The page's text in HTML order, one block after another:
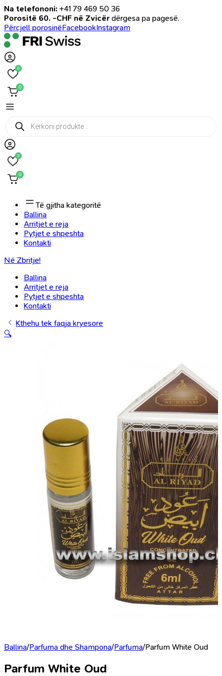
Na telefononi: +41 79 469 50 36
Porositë 60. -CHF në Zvicër dërgesa pa pagesë.
Përcjell porosinëFacebookInstagram
0
0
Products
search
0
0
Të gjitha kategoritë
Ballina
Arritjet e reja
Pytjet e shpeshta
Kontakti
Në Zbritje!
Ballina
Arritjet e reja
Pytjet e shpeshta
Kontakti
Kthehu tek faqja kryesore
🔍
Ballina/Parfuma dhe Shampona/Parfuma/Parfum White Oud
Parfum White Oud